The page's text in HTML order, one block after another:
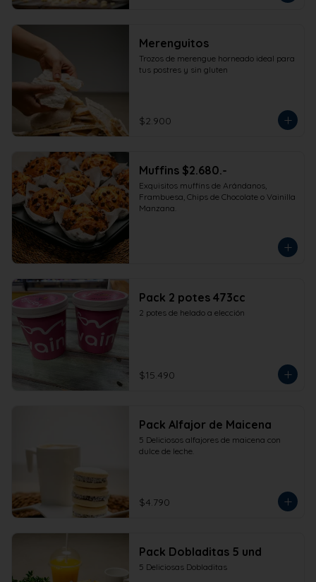
Merenguitos
Trozos de merengue horneado ideal para
tus postres y sin gluten
$2.900
Muffins $2.680.-
Exquisitos muffins de Arándanos,
Frambuesa, Chips de Chocolate o Vainilla
Manzana.
Pack 2 potes 473cc
2 potes de helado a elección
$15.490
Pack Alfajor de Maicena
5 Deliciosos alfajores de maicena con
dulce de leche.
$4.790
Pack Dobladitas 5 und
5 Deliciosas Dobladitas